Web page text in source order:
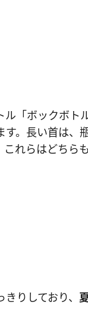
「ボックボト
。長い首は、
れらはどちら
りしており、